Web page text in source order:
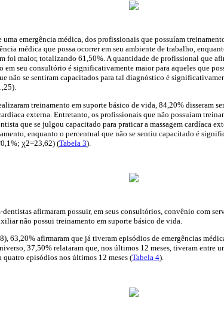
emergência médica, dos profissionais que possuíam
médica que possa ocorrer em seu ambiente de trabalho,
foi maior, totalizando 61,50%. A quantidade de profissional que
em seu consultório é significativamente maior para aqueles que
não se sentiram capacitados para tal diagnóstico é
treinamento em suporte básico de vida, 84,20% disseram
externa. Entretanto, os profissionais que não possuíam
que se julgou capacitado para praticar a massagem cardíaca
enquanto o percentual que não se sentiu capacitado é
χ2=23,62) (Tabela 3).
afirmaram possuir, em seus consultórios, convênio com
não possui treinamento em suporte básico de vida.
63,20% afirmaram que já tiveram episódios de emergências
37,50% relataram que, nos últimos 12 meses, tiveram entre
quatro episódios nos últimos 12 meses (Tabela 4).